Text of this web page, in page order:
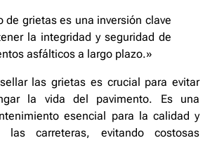
de grietas es una inversión clave
la integridad y seguridad de
asfálticos a largo plazo.»
las grietas es crucial para evitar
la vida del pavimento. Es una
esencial para la calidad y
las carreteras, evitando costosas